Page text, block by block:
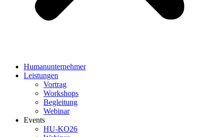
Humanunternehmer
Leistungen
Vortrag
Workshops
Begleitung
Webinar
Events
HU-KO26